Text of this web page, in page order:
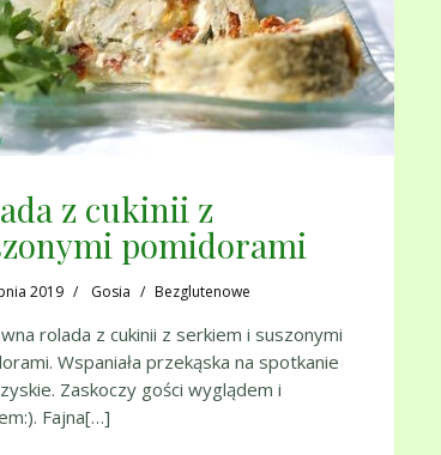
z cukinii z
pomidorami
2019 Gosia Bezglutenowe
rolada z cukinii z serkiem i suszonymi
Wspaniała przekąska na spotkanie
Zaskoczy gości wyglądem i
Fajna[…]